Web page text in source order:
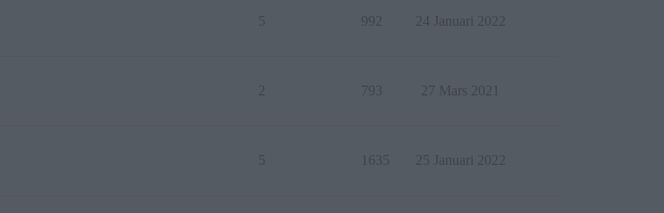
5 992 24 Januari 2022
793 27 Mars 2021
5 1635 25 Januari 2022